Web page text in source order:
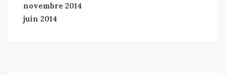
novembre 2014
juin 2014